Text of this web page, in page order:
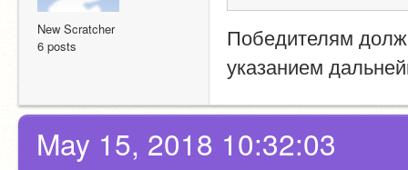
New Scratcher
6 posts
Победителям
указанием
May 15, 2018 10:32:03